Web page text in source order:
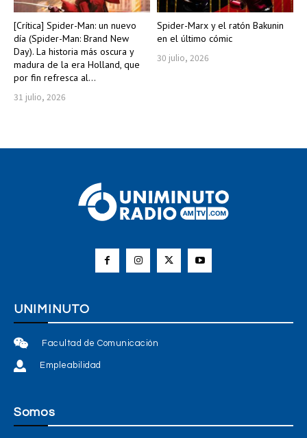
[Crítica] Spider-Man: un nuevo
día (Spider-Man: Brand New
Day). La historia más oscura y
madura de la era Holland, que
por fin refresca al...
31 julio, 2026
Spider-Marx y el ratón Bakunin
en el último cómic
30 julio, 2026
UNIMINUTO
Facultad de Comunicación
Empleabilidad
Somos